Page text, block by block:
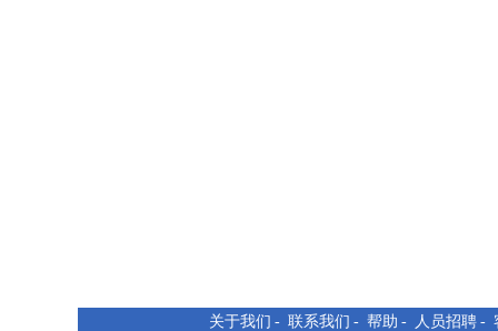
关于我们 - 联系我们 - 帮助 - 人员招聘 -